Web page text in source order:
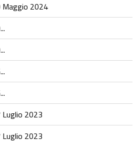
2024
2023
2023